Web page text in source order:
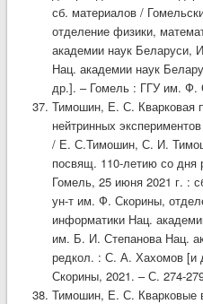
сб. материалов /
отделение физики,
академии наук Беларуси,
Нац. академии наук
др.]. – Гомель : ГГУ им. Ф.
Тимошин, Е. С. Кварковая
нейтринных
/ Е. С.Тимошин, С. И.
посвящ. 110-летию со
Гомель, 25 июня 2021 г. :
ун-т им. Ф. Скорины,
информатики Нац.
им. Б. И. Степанова Нац.
редкол. : С. А. Хахомов [и
Скорины, 2021. – С. 274-
Тимошин, Е. С. Кварковые